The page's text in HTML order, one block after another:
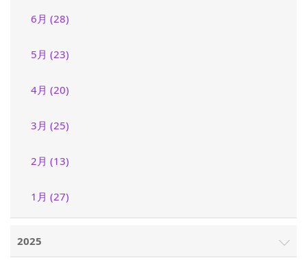
6月 (28)
5月 (23)
4月 (20)
3月 (25)
2月 (13)
1月 (27)
2025